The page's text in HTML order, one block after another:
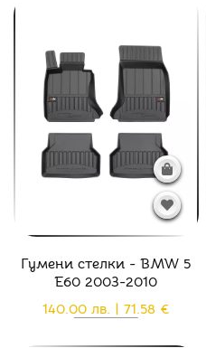
Гумени стелки - BMW 5
E60 2003-2010
140.00 лв. | 71.58 €